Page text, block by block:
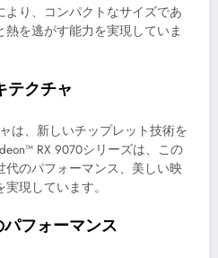
り、コンパクトなサイズであ
を逃がす能力を実現していま
クチャ
は、新しいチップレット技術を
RX 9070シリーズは、この
代のパフォーマンス、美しい映
現しています。
フォーマンス